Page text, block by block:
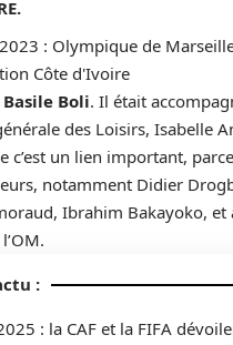
Basile Boli. Il était
des Loisirs, Isabelle
c’est un lien important,
notamment Didier
Ibrahim Bakayoko, et
: